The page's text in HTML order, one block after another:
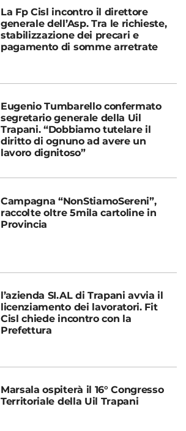
La Fp Cisl incontro il direttore
generale dell’Asp. Tra le richieste,
stabilizzazione dei precari e
pagamento di somme arretrate
Eugenio Tumbarello confermato
segretario generale della Uil
Trapani. “Dobbiamo tutelare il
diritto di ognuno ad avere un
lavoro dignitoso”
Campagna “NonStiamoSereni”,
raccolte oltre 5mila cartoline in
Provincia
l’azienda SI.AL di Trapani avvia il
licenziamento dei lavoratori. Fit
Cisl chiede incontro con la
Prefettura
Marsala ospiterà il 16° Congresso
Territoriale della Uil Trapani